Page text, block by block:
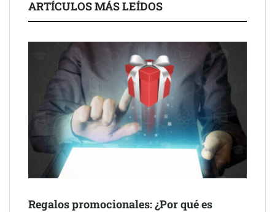
Schaeffler mejora su rentabilidad en el primer semestre de 2026
NOVA: innovación y diseño que transforman espacios de la
mano de Tormo Franquicias
ARTÍCULOS MÁS LEÍDOS
Regalos promocionales: ¿Por qué es